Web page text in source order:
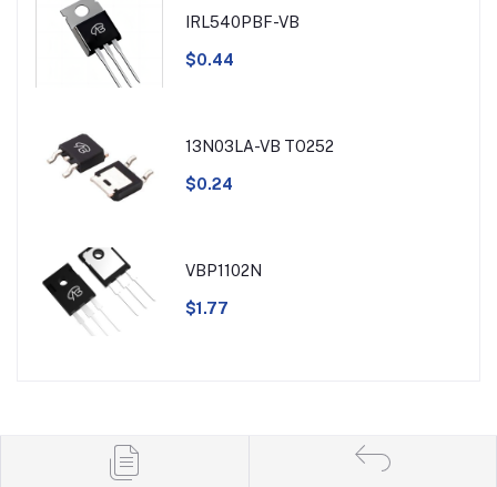
IRL540PBF-VB
$0.44
13N03LA-VB TO252
$0.24
VBP1102N
$1.77